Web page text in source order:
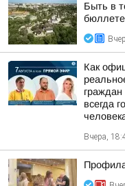
Быть в
Как
всегда
Вчера,